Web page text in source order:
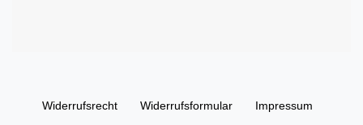
Widerrufs­recht Widerrufs­formular Impressum